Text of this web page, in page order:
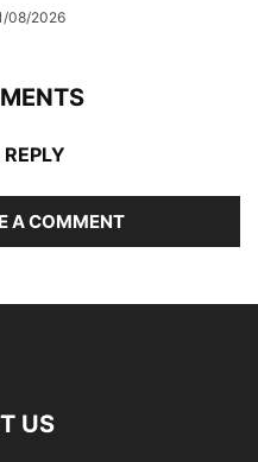
08/2026
A COMMENT
US